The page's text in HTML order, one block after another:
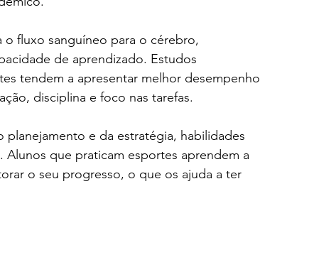
o fluxo sanguíneo para o cérebro,
de aprendizado. Estudos
tendem a apresentar melhor desempenho
disciplina e foco nas tarefas.
e da estratégia, habilidades
Alunos que praticam esportes aprendem a
o seu progresso, o que os ajuda a ter